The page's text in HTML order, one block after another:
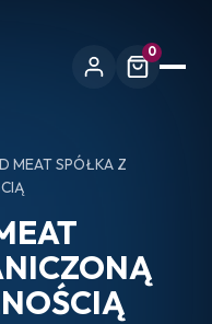
0
MEAT SPÓŁKA Z